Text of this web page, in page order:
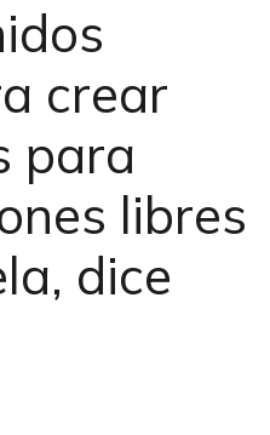
crear
para
libres
dice